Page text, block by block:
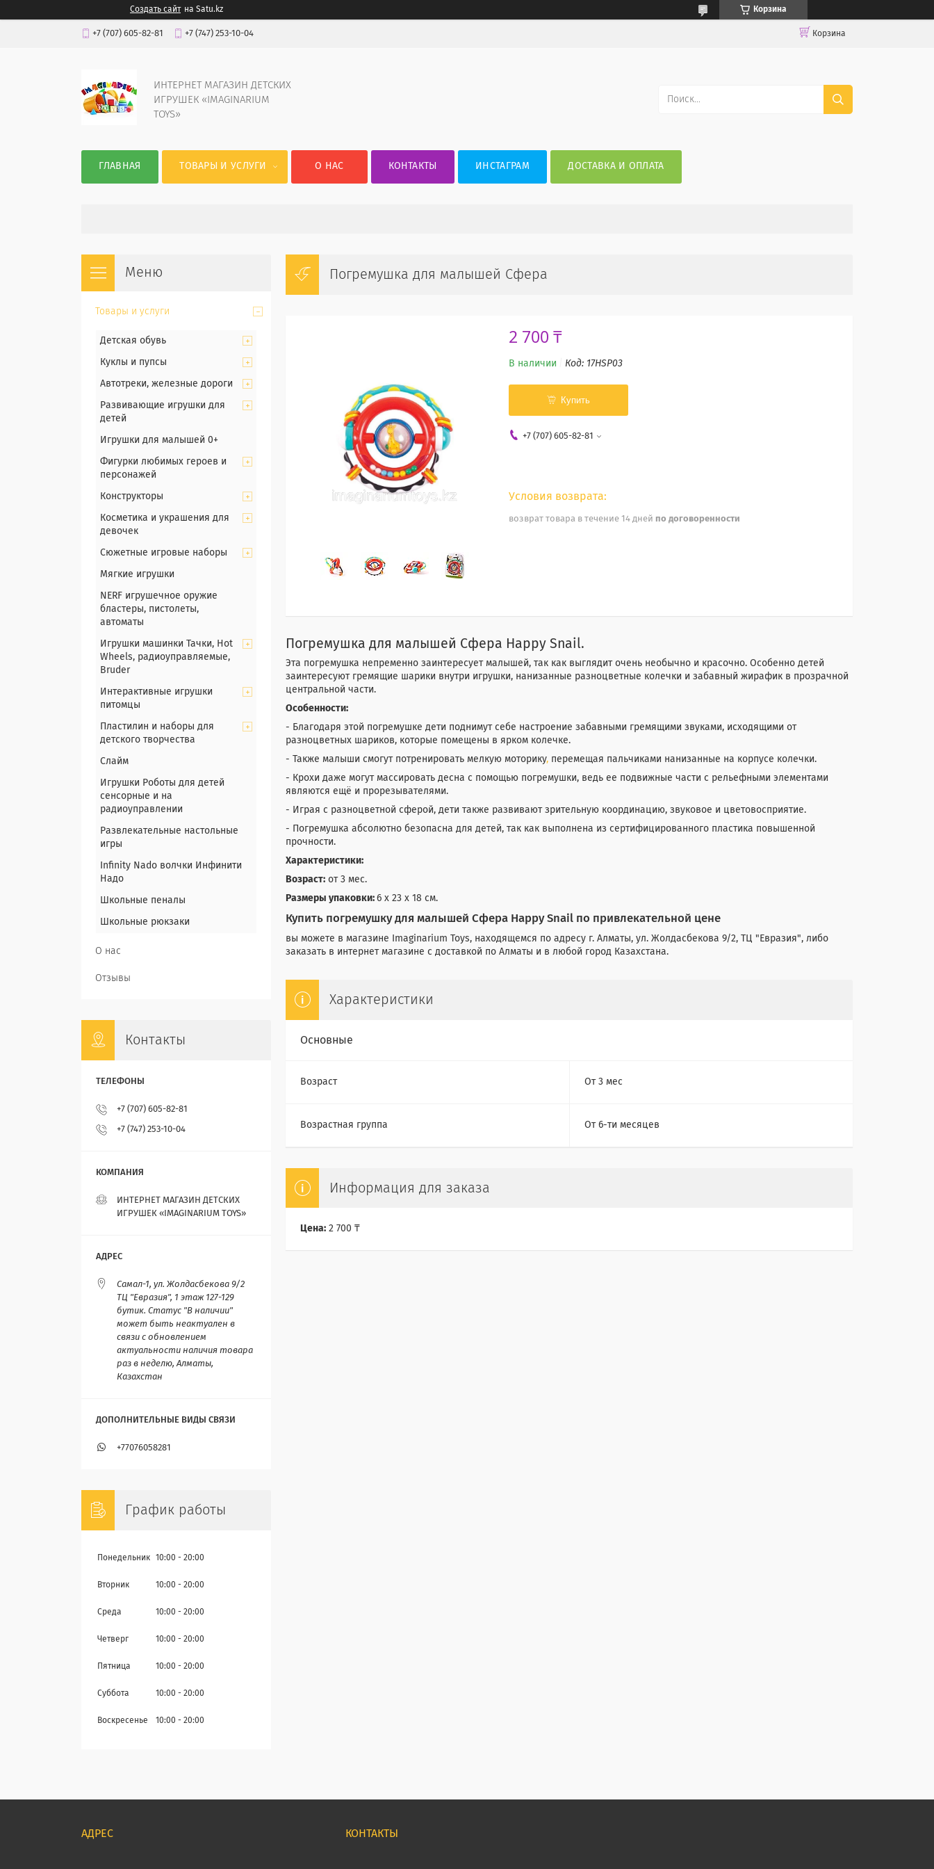
Создать сайт на Satu.kz Корзина
+7 (707) 605-82-81 +7 (747) 253-10-04 Корзина
ИНТЕРНЕТ МАГАЗИН ДЕТСКИХ
ИГРУШЕК «IMAGINARIUM
TOYS»
ГЛАВНАЯ ТОВАРЫ И УСЛУГИ О НАС КОНТАКТЫ ИНСТАГРАМ ДОСТАВКА И ОПЛАТА
Погремушка для малышей Сфера
2 700 ₸
В наличии Код: 17HSP03
Купить
+7 (707) 605-82-81
возврат товара в течение 14 дней по договоренности
Погремушка для малышей Сфера Happy Snail.
Эта погремушка непременно заинтересует малышей, так как выглядит очень необычно и красочно. Особенно детей
заинтересуют гремящие шарики внутри игрушки, нанизанные разноцветные колечки и забавный жирафик в прозрачной
центральной части.
Особенности:
- Благодаря этой погремушке дети поднимут себе настроение забавными гремящими звуками, исходящими от
разноцветных шариков, которые помещены в ярком колечке.
- Также малыши смогут потренировать мелкую моторику, перемещая пальчиками нанизанные на корпусе колечки.
- Крохи даже могут массировать десна с помощью погремушки, ведь ее подвижные части с рельефными элементами
являются ещё и прорезывателями.
- Играя с разноцветной сферой, дети также развивают зрительную координацию, звуковое и цветовосприятие.
- Погремушка абсолютно безопасна для детей, так как выполнена из сертифицированного пластика повышенной
прочности.
Характеристики:
Возраст: от 3 мес.
Размеры упаковки: 6 х 23 х 18 см.
Купить погремушку для малышей Сфера Happy Snail по привлекательной цене
вы можете в магазине Imaginarium Toys, находящемся по адресу г. Алматы, ул. Жолдасбекова 9/2, ТЦ "Евразия", либо
заказать в интернет магазине с доставкой по Алматы и в любой город Казахстана.
Характеристики
Основные
Возраст От 3 мес
Возрастная группа От 6-ти месяцев
Информация для заказа
Цена: 2 700 ₸
Товары и услуги
Детская обувь
Куклы и пупсы
Автотреки, железные дороги
Развивающие игрушки для
детей
Игрушки для малышей 0+
Фигурки любимых героев и
персонажей
Конструкторы
Косметика и украшения для
девочек
Сюжетные игровые наборы
Мягкие игрушки
NERF игрушечное оружие
бластеры, пистолеты,
автоматы
Игрушки машинки Тачки, Hot
Wheels, радиоуправляемые,
Bruder
Интерактивные игрушки
питомцы
Пластилин и наборы для
детского творчества
Слайм
Игрушки Роботы для детей
сенсорные и на
радиоуправлении
Развлекательные настольные
игры
Infinity Nado волчки Инфинити
Надо
Школьные пеналы
Школьные рюкзаки
О нас
Отзывы
Контакты
+7 (707) 605-82-81
+7 (747) 253-10-04
ИНТЕРНЕТ МАГАЗИН ДЕТСКИХ
ИГРУШЕК «IMAGINARIUM TOYS»
Самал-1, ул. Жолдасбекова 9/2
ТЦ "Евразия", 1 этаж 127-129
бутик. Статус "В наличии"
может быть неактуален в
связи с обновлением
актуальности наличия товара
раз в неделю, Алматы,
Казахстан
+77076058281
График работы
Понедельник 10:00 20:00
Вторник 10:00 20:00
Среда 10:00 20:00
Четверг 10:00 20:00
Пятница 10:00 20:00
Суббота 10:00 20:00
Воскресенье 10:00 20:00